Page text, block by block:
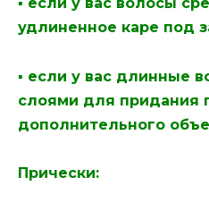
▪ если у вас волосы
удлиненное каре под
▪ если у вас длинные
слоями для придания
дополнительного
Прически: